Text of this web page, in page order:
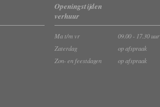
Openingstijden
verhuur
Ma t/m vr
09.00 - 17.30 uur
Zaterdag
op afspraak
Zon- en feestdagen
op afspraak